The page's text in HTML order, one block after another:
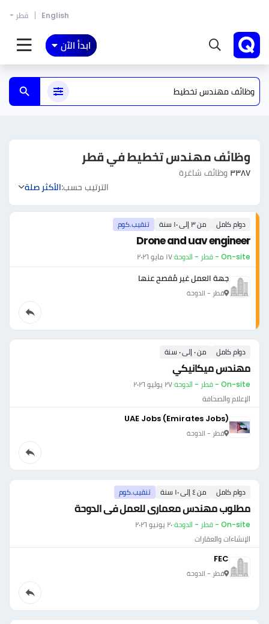
English قطر
ابدأ الآن
وظائف مهندس تخطيط في قطر
٣٣٨٧ وظائف شاغرة
الترتيب حسب:الأكثر صلة
دوام كامل من ٣ إلى ١٠ سنة تنقيب.كوم
Drone and uav engineer
On-site - قطر - الدوحة ·١٧ مايو ٢٠٢٦
جهة العمل غير مُفصح عنها
قطر - الدوحة
دوام كامل من ٠ إلى ٠ سنة
مهندس ميكانيكي
On-site - قطر - الدوحة ·٢٧ يوليو ٢٠٢٦
الإعلام والصحافة
UAE Jobs (Emirates Jobs)
قطر - الدوحة
دوام كامل من ٤ إلى ١٠ سنة تنقيب.كوم
مطلوب مهندس معمارى للعمل فى الدوحة
On-site - قطر - الدوحة ·٢٠ يونيو ٢٠٢٦
الإنشاءات والعقارات
FEC
قطر - الدوحة